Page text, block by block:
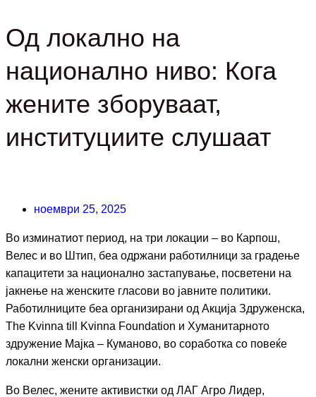
Од локално на
национално ниво: Кога
жените зборуваат,
институциите слушаат
ноември 25, 2025
Во изминатиот период, на три локации – во Карпош,
Велес и во Штип, беа одржани работилници за градење
капацитети за национално застапување, посветени на
јакнење на женските гласови во јавните политики.
Работилниците беа организирани од Акција Здруженска,
The Kvinna till Kvinna Foundation и Хуманитарното
здружение Мајка – Куманово, во соработка со повеќе
локални женски организации.
Во Велес, жените активистки од ЛАГ Агро Лидер,